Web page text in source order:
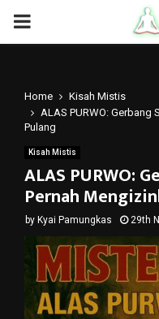
PRIMARY
Home
Kisah Mistis
ALAS PURWO: Gerbang
Pulang
Kisah Mistis
ALAS PURWO:
Pernah
by Kyai Pamungkas 29th